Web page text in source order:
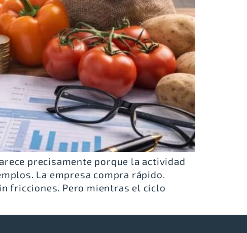
precisamente porque la actividad
La empresa compra rápido.
fricciones. Pero mientras el ciclo